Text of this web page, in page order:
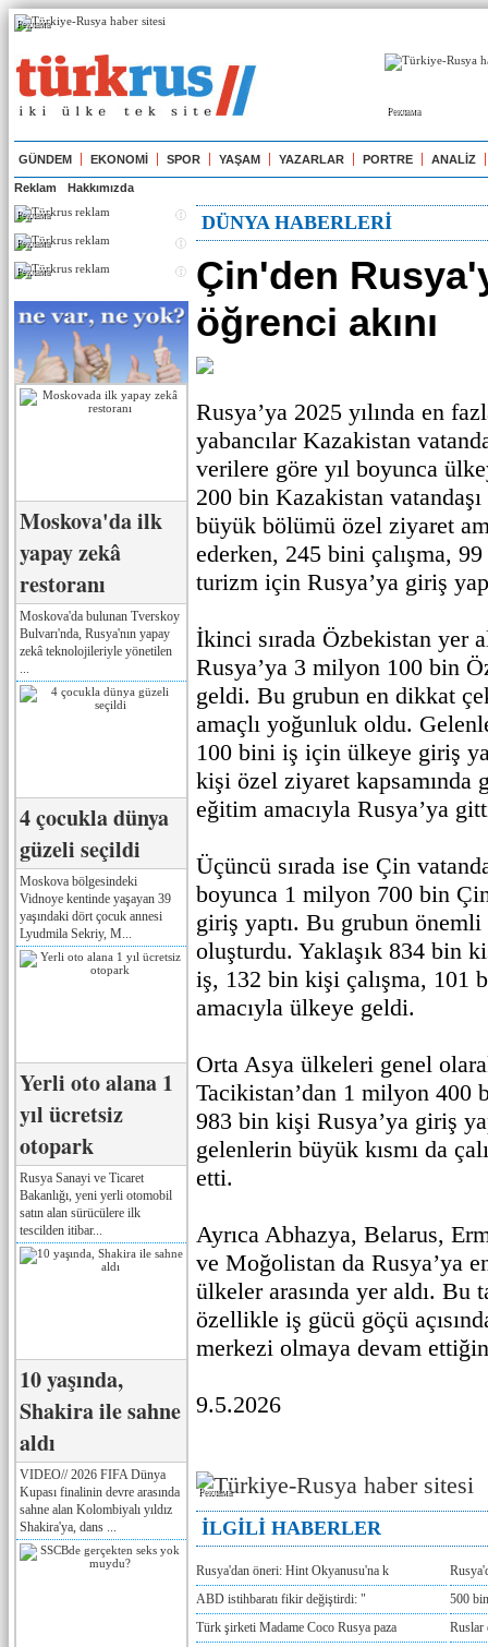
Реклама
Реклама
GÜNDEM EKONOMİ SPOR YAŞAM YAZARLAR PORTRE ANALİZ
Reklam Hakkımızda
Реклама
Реклама
Реклама
Moskova'da ilk
yapay zekâ
restoranı
Moskova'da bulunan Tverskoy
Bulvarı'nda, Rusya'nın yapay
zekâ teknolojileriyle yönetilen
4 çocukla dünya
güzeli seçildi
Moskova bölgesindeki
Vidnoye kentinde yaşayan 39
yaşındaki dört çocuk annesi
Lyudmila Sekriy, M...
Yerli oto alana 1
yıl ücretsiz
otopark
Rusya Sanayi ve Ticaret
Bakanlığı, yeni yerli otomobil
satın alan sürücülere ilk
tescilden itibar...
10 yaşında,
Shakira ile sahne
aldı
VIDEO// 2026 FIFA Dünya
Kupası finalinin devre arasında
sahne alan Kolombiyalı yıldız
Shakira'ya, dans ...
DÜNYA HABERLERİ
Çin'den
öğrenci akını
Rusya’ya 2025 yılında en
yabancılar Kazakistan
verilere göre yıl boyunca
200 bin Kazakistan
büyük bölümü özel ziyaret
ederken, 245 bini çalışma,
turizm için Rusya’ya giriş
İkinci sırada Özbekistan yer
Rusya’ya 3 milyon 100 bin
geldi. Bu grubun en dikkat
amaçlı yoğunluk oldu.
100 bini iş için ülkeye giriş
kişi özel ziyaret kapsamında
eğitim amacıyla Rusya’ya
Üçüncü sırada ise Çin
boyunca 1 milyon 700 bin
giriş yaptı. Bu grubun önemli
oluşturdu. Yaklaşık 834 bin
iş, 132 bin kişi çalışma, 101
amacıyla ülkeye geldi.
Orta Asya ülkeleri genel
Tacikistan’dan 1 milyon 400
983 bin kişi Rusya’ya giriş
gelenlerin büyük kısmı da
etti.
Ayrıca Abhazya, Belarus,
ve Moğolistan da Rusya’ya
ülkeler arasında yer aldı. Bu
özellikle iş gücü göçü
merkezi olmaya devam
9.5.2026
Реклама
İLGİLİ HABERLER
Rusya'dan öneri: Hint Okyanusu'na k
ABD istihbaratı fikir değiştirdi: "
500
Türk şirketi Madame Coco Rusya paza
Ruslar